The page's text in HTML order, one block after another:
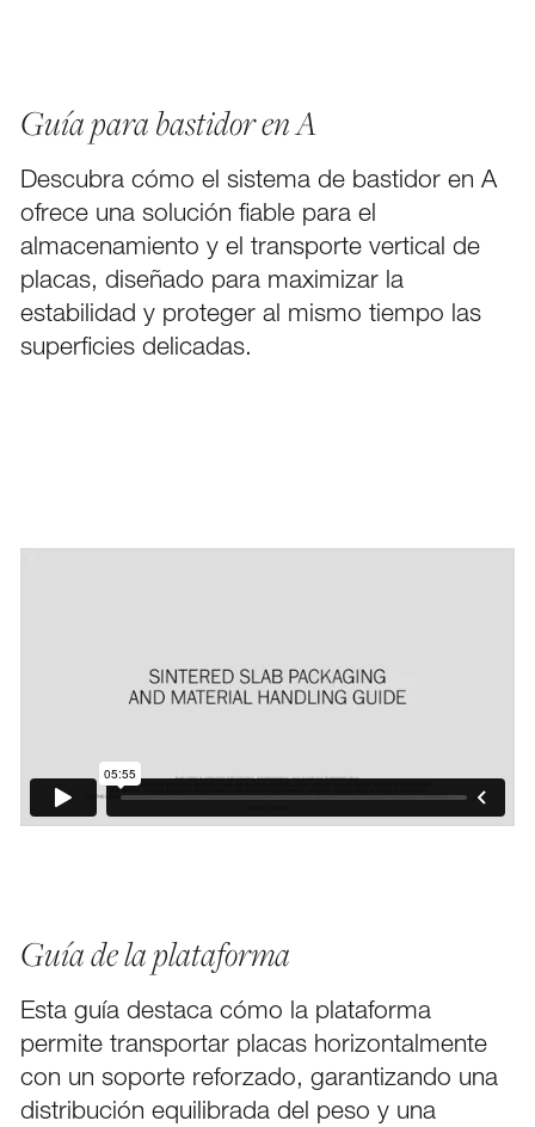
Guía para bastidor en A
Descubra cómo el sistema de bastidor en A
ofrece una solución fiable para el
almacenamiento y el transporte vertical de
placas, diseñado para maximizar la
estabilidad y proteger al mismo tiempo las
superficies delicadas.
FACEBOOK
PINTEREST
LINKEDIN
Guía de la plataforma
Esta guía destaca cómo la plataforma
permite transportar placas horizontalmente
con un soporte reforzado, garantizando una
distribución equilibrada del peso y una
FACEBOOK
PINTEREST